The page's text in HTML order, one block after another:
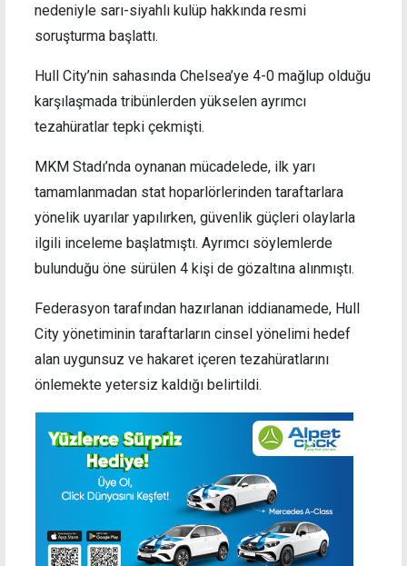
nedeniyle sarı-siyahlı kulüp hakkında resmi
soruşturma başlattı.
Hull City’nin sahasında Chelsea’ye 4-0 mağlup olduğu
karşılaşmada tribünlerden yükselen ayrımcı
tezahüratlar tepki çekmişti.
MKM Stadı’nda oynanan mücadelede, ilk yarı
tamamlanmadan stat hoparlörlerinden taraftarlara
yönelik uyarılar yapılırken, güvenlik güçleri olaylarla
ilgili inceleme başlatmıştı. Ayrımcı söylemlerde
bulunduğu öne sürülen 4 kişi de gözaltına alınmıştı.
Federasyon tarafından hazırlanan iddianamede, Hull
City yönetiminin taraftarların cinsel yönelimi hedef
alan uygunsuz ve hakaret içeren tezahüratlarını
önlemekte yetersiz kaldığı belirtildi.